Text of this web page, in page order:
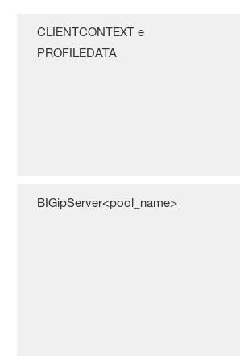
CLIENTCONTEXT e
PROFILEDATA
BIGipServer<pool_name>